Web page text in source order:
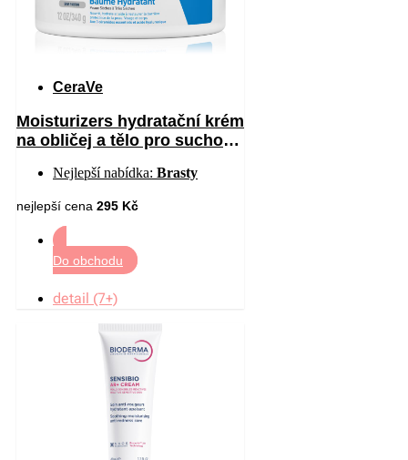
CeraVe
Moisturizers hydratační krém
na obličej a tělo pro suchou
340 gNejlepší nabídka: Brasty
nejlepší cena 295 Kč
Do obchodu
detail (7+)